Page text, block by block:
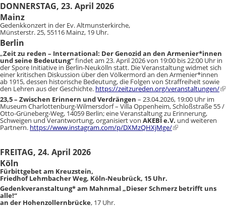
DONNERSTAG, 23. April 2026
Mainz
Gedenkkonzert in der Ev. Altmunsterkirche,
Münsterstr. 25, 55116 Mainz, 19 Uhr.
Berlin
„Zeit zu reden – International: Der Genozid an den Armenier*innen
und seine Bedeutung“findet am 23. April 2026 von 19:00 bis 22:00 Uhr in
derSpore Initiative in Berlin-Neukölln statt. Die Veranstaltung widmet sich
einer kritischen Diskussion über den Völkermord an den Armenier*innen
ab 1915, dessen historische Bedeutung, die Folgen von Straffreiheit sowie
den Lehren aus der Geschichte. https://zeitzureden.org/veranstaltungen/
23,5 – Zwischen Erinnern und Verdrängen – 23.04.2026, 19:00 Uhr im
Museum Charlottenburg-Wilmersdorf – Villa Oppenheim, Schloßstraße 55 /
Otto-Grüneberg-Weg, 14059 Berlin; eine Veranstaltung zu Erinnerung,
Schweigen und Verantwortung, organisiert von AKEBİ e.V. und weiteren
Partnern. https://www.instagram.com/p/DXMzQHXjMge/
FREITAG, 24. April 2026
Köln
Fürbittgebet am Kreuzstein,
Friedhof Lehmbacher Weg, Köln-Neubrück, 15 Uhr.
Gedenkveranstaltung* am Mahnmal „Dieser Schmerz betrifft uns
alle!“
an der Hohenzollernbrücke, 17 Uhr.